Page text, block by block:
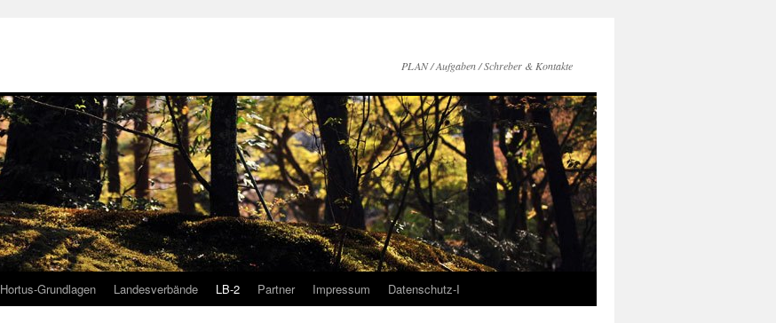
PLAN / Aufgaben / Schreber & Kontakte
Hortus-Grundlagen Landesverbände LB-2 Partner Impressum Datenschutz-I